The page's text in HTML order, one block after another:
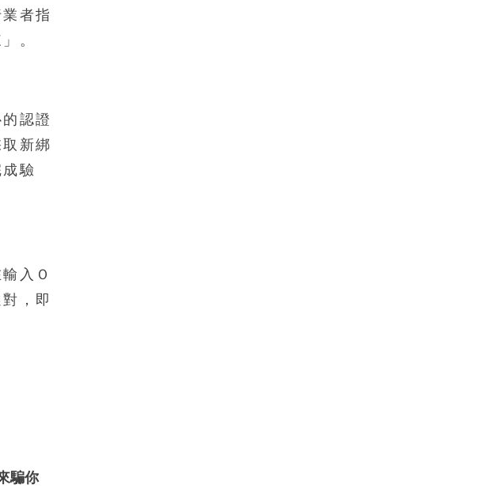
者指
。
認證
新綁
驗
入Ｏ
，即
騙你